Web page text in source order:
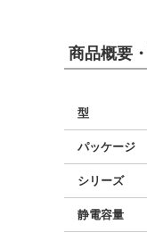
商品概要
型
パッケージ
シリーズ
静電容量